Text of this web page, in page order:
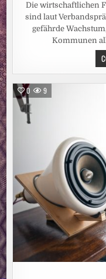
Die wirtschaftlichen
sind laut
gefährde
Kommunen
0 9